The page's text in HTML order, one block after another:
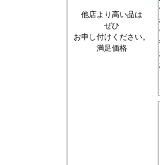
他店より高い品は
ぜひ
お申し付けください。
満足価格